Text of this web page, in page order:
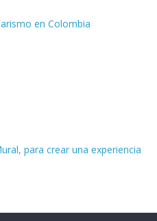
en Colombia
para crear una experiencia